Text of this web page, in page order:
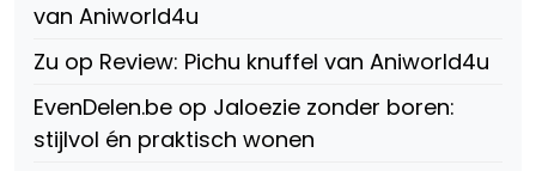
van Aniworld4u
Zu op Review: Pichu knuffel van Aniworld4u
EvenDelen.be op Jaloezie zonder boren:
stijlvol én praktisch wonen